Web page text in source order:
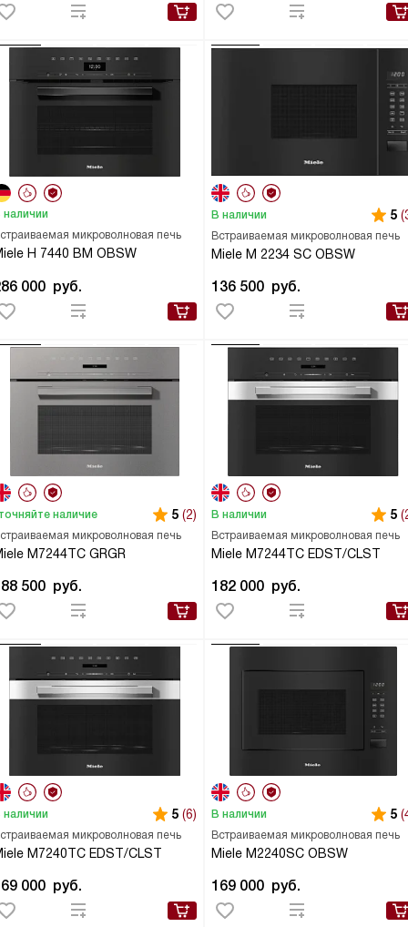
микроволновая печь
H 7440 BM OBSW
наличии
000 руб.
Встраиваемая микроволновая печь
Miele M 2234 SC OBSW
В наличии 5
136 500 руб.
микроволновая печь
M7244TC GRGR
наличие 5 (2)
500 руб.
Встраиваемая микроволновая печь
Miele M7244TC EDST/CLST
В наличии 5
182 000 руб.
микроволновая печь
M7240TC EDST/CLST
наличии 5 (6)
000 руб.
Встраиваемая микроволновая печь
Miele M2240SC OBSW
В наличии 5
169 000 руб.